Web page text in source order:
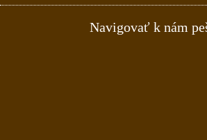
Navigovať k nám